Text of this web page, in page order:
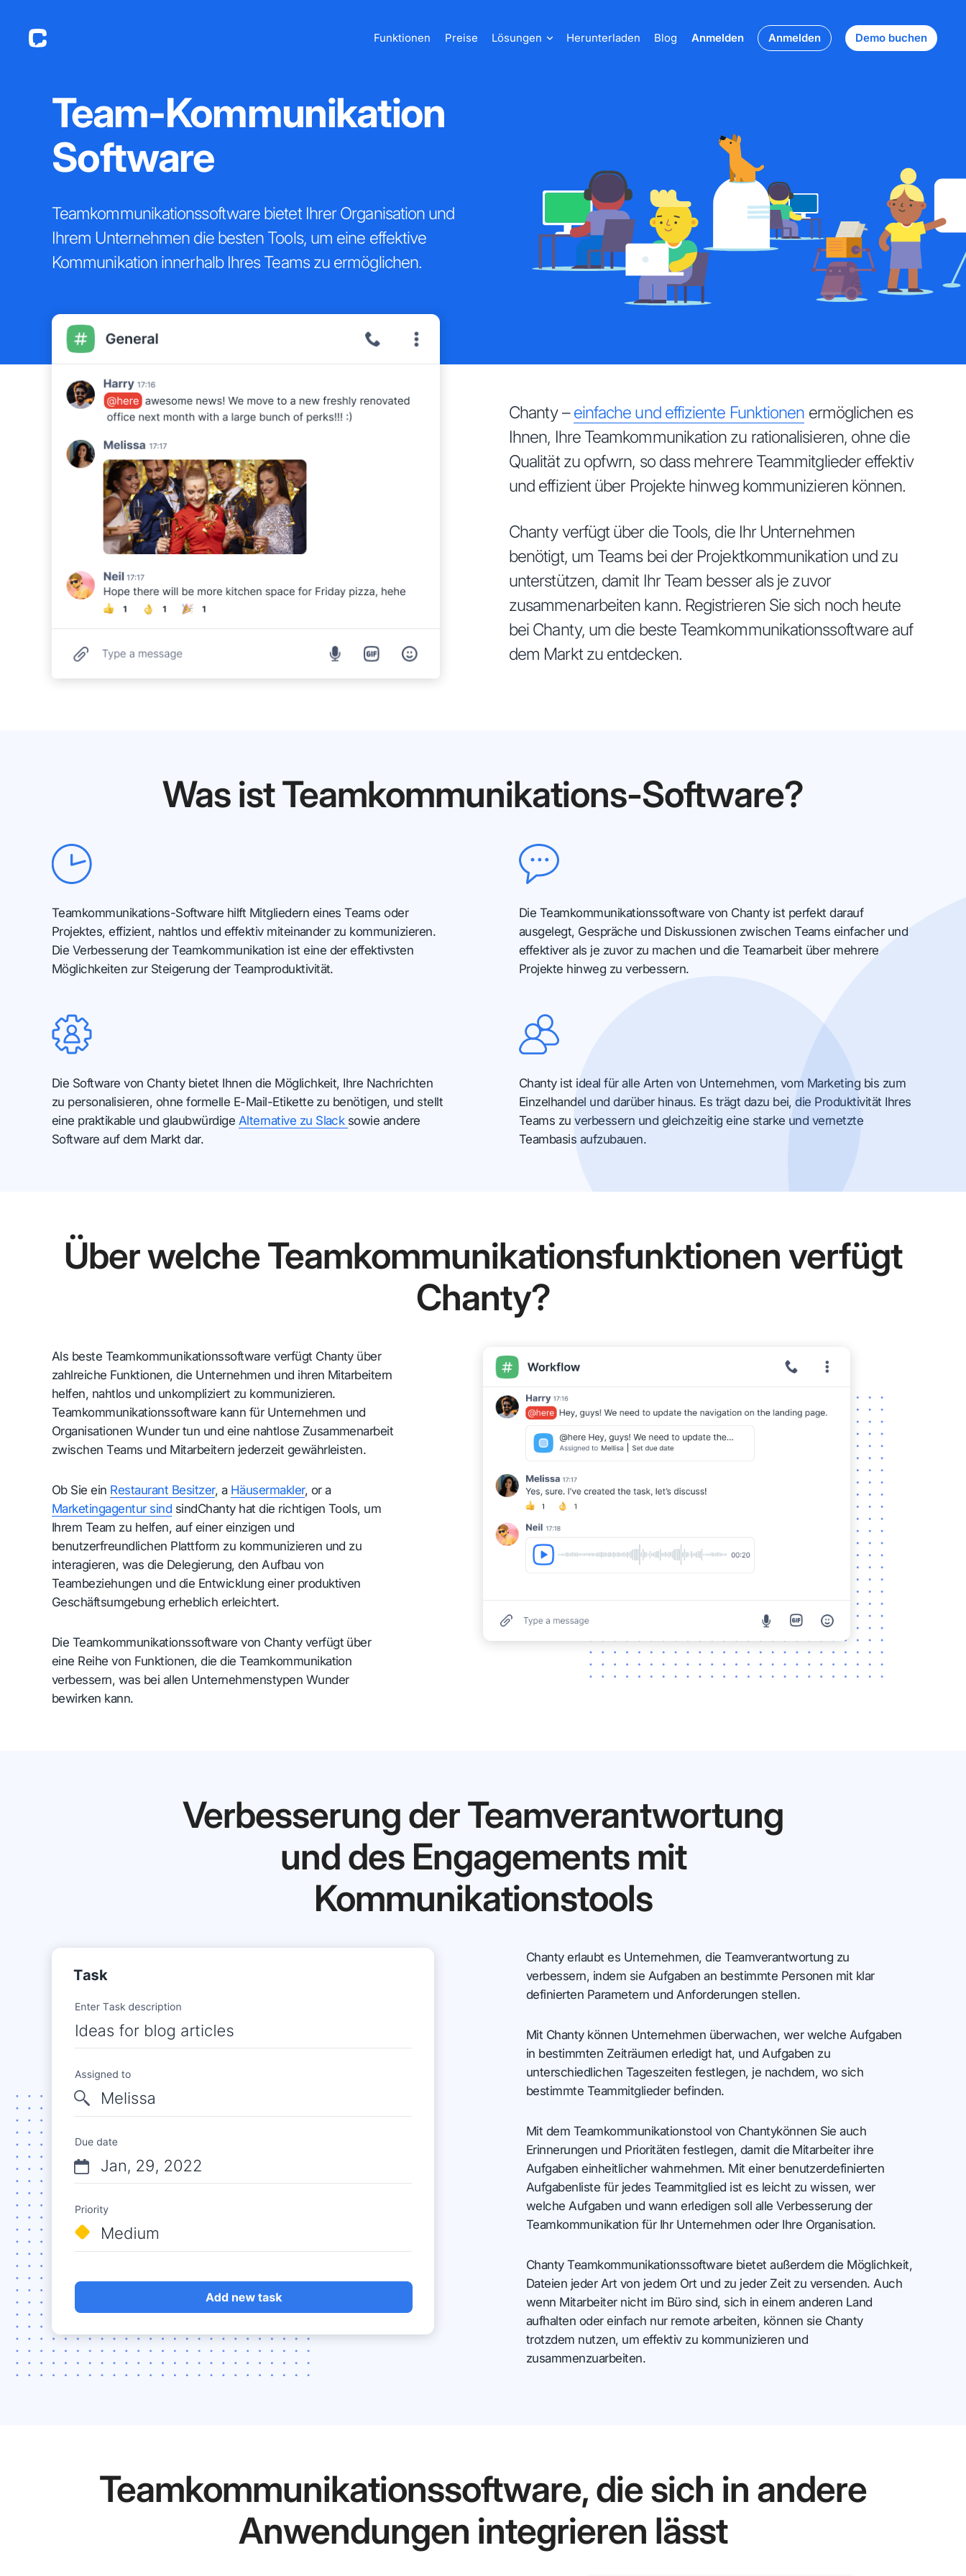
Funktionen Preise Lösungen Herunterladen Blog Anmelden Anmelden Demo buchen
Team-Kommunikation
Software
Teamkommunikationssoftware bietet Ihrer Organisation und
Ihrem Unternehmen die besten Tools, um eine effektive
Kommunikation innerhalb Ihres Teams zu ermöglichen.
Chanty –einfache und effiziente Funktionen ermöglichen es
Ihnen, Ihre Teamkommunikation zu rationalisieren, ohne die
Qualität zu opfwrn, so dass mehrere Teammitglieder effektiv
und effizient über Projekte hinweg kommunizieren können.
Chanty verfügt über die Tools, die Ihr Unternehmen
benötigt, um Teams bei der Projektkommunikation und zu
unterstützen, damit Ihr Team besser als je zuvor
zusammenarbeiten kann. Registrieren Sie sich noch heute
bei Chanty, um die beste Teamkommunikationssoftware auf
dem Markt zu entdecken.
Was ist Teamkommunikations-Software?
Teamkommunikations-Software hilft Mitgliedern eines Teams oder
Projektes, effizient, nahtlos und effektiv miteinander zu kommunizieren.
Die Verbesserung der Teamkommunikation ist eine der effektivsten
Möglichkeiten zur Steigerung der Teamproduktivität.
Die Teamkommunikationssoftware von Chanty ist perfekt darauf
ausgelegt, Gespräche und Diskussionen zwischen Teams einfacher und
effektiver als je zuvor zu machen und die Teamarbeit über mehrere
Projekte hinweg zu verbessern.
Die Software von Chanty bietet Ihnen die Möglichkeit, Ihre Nachrichten
zu personalisieren, ohne formelle E-Mail-Etikette zu benötigen, und stellt
eine praktikable und glaubwürdige Alternative zu Slack sowie andere
Software auf dem Markt dar.
Chanty ist ideal für alle Arten von Unternehmen, vom Marketing bis zum
Einzelhandel und darüber hinaus. Es trägt dazu bei, die Produktivität Ihres
Teams zu verbessern und gleichzeitig eine starke und vernetzte
Teambasis aufzubauen.
Über welche Teamkommunikationsfunktionen verfügt
Chanty?
Als beste Teamkommunikationssoftware verfügt Chanty über
zahlreiche Funktionen, die Unternehmen und ihren Mitarbeitern
helfen, nahtlos und unkompliziert zu kommunizieren.
Teamkommunikationssoftware kann für Unternehmen und
Organisationen Wunder tun und eine nahtlose Zusammenarbeit
zwischen Teams und Mitarbeitern jederzeit gewährleisten.
Ob Sie ein Restaurant Besitzer, a Häusermakler, or a
Marketingagentur sind sindChanty hat die richtigen Tools, um
Ihrem Team zu helfen, auf einer einzigen und
benutzerfreundlichen Plattform zu kommunizieren und zu
interagieren, was die Delegierung, den Aufbau von
Teambeziehungen und die Entwicklung einer produktiven
Geschäftsumgebung erheblich erleichtert.
Die Teamkommunikationssoftware von Chanty verfügt über
eine Reihe von Funktionen, die die Teamkommunikation
verbessern, was bei allen Unternehmenstypen Wunder
bewirken kann.
Verbesserung der Teamverantwortung
und des Engagements mit
Kommunikationstools
Chanty erlaubt es Unternehmen, die Teamverantwortung zu
verbessern, indem sie Aufgaben an bestimmte Personen mit klar
definierten Parametern und Anforderungen stellen.
Mit Chanty können Unternehmen überwachen, wer welche Aufgaben
in bestimmten Zeiträumen erledigt hat, und Aufgaben zu
unterschiedlichen Tageszeiten festlegen, je nachdem, wo sich
bestimmte Teammitglieder befinden.
Mit dem Teamkommunikationstool von Chantykönnen Sie auch
Erinnerungen und Prioritäten festlegen, damit die Mitarbeiter ihre
Aufgaben einheitlicher wahrnehmen. Mit einer benutzerdefinierten
Aufgabenliste für jedes Teammitglied ist es leicht zu wissen, wer
welche Aufgaben und wann erledigen soll alle Verbesserung der
Teamkommunikation für Ihr Unternehmen oder Ihre Organisation.
Chanty Teamkommunikationssoftware bietet außerdem die Möglichkeit,
Dateien jeder Art von jedem Ort und zu jeder Zeit zu versenden. Auch
wenn Mitarbeiter nicht im Büro sind, sich in einem anderen Land
aufhalten oder einfach nur remote arbeiten, können sie Chanty
trotzdem nutzen, um effektiv zu kommunizieren und
zusammenzuarbeiten.
Teamkommunikationssoftware, die sich in andere
Anwendungen integrieren lässt